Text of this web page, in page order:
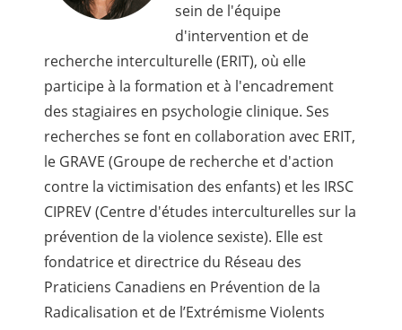
sein de l'équipe
d'intervention et de
recherche interculturelle (ERIT), où elle
participe à la formation et à l'encadrement
des stagiaires en psychologie clinique. Ses
recherches se font en collaboration avec ERIT,
le GRAVE (Groupe de recherche et d'action
contre la victimisation des enfants) et les IRSC
CIPREV (Centre d'études interculturelles sur la
prévention de la violence sexiste). Elle est
fondatrice et directrice du Réseau des
Praticiens Canadiens en Prévention de la
Radicalisation et de l’Extrémisme Violents